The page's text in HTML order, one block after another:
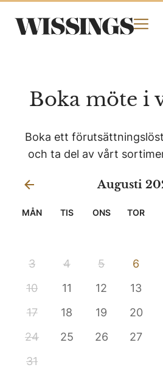
Boka möte i
Boka ett
och ta del av vårt
Augusti
MÅN TIS ONS TOR
3
4 5 6
10
11 12 13
17
18 19 20
24
25 26 27
31